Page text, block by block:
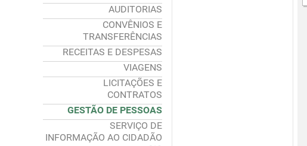
AUDITORIAS
CONVÊNIOS E
TRANSFERÊNCIAS
RECEITAS E DESPESAS
VIAGENS
LICITAÇÕES E
CONTRATOS
GESTÃO DE PESSOAS
SERVIÇO DE
INFORMAÇÃO AO CIDADÃO